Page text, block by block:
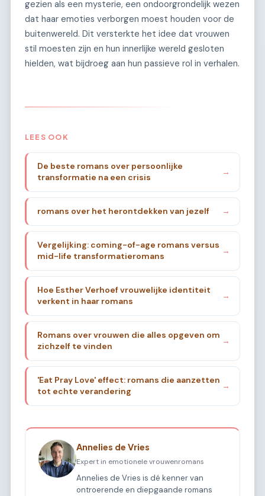
gezien als een mysterie, een ondoorgrondelijk wezen
dat haar emoties verborgen moest houden voor de
buitenwereld. Dit versterkte het idee dat vrouwen
stil moesten zijn en hun innerlijke wereld gesloten
hielden, wat bijdroeg aan hun passieve rol in verhalen.
LEES OOK
De beste romans over persoonlijke
transformatie na een crisis
→
romans over het herontdekken van jezelf →
Vergelijking: coming-of-age romans versus
mid-life transformatieromans
→
Hoe Esther Verhoef vrouwelijke identiteit
verkent in haar romans
→
Romans over vrouwen die alles opgeven om
zichzelf te vinden
→
'Eat Pray Love' effect: romans die aanzetten
tot echte verandering
→
Annelies de Vries
Expert in emotionele vrouwenromans
Annelies de Vries is dé kenner van
ontroerende en diepgaande romans